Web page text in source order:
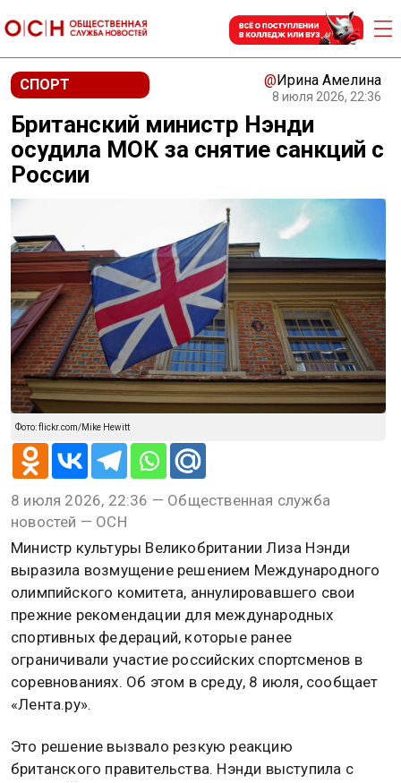
СПОРТ @Ирина Амелина
8 июля 2026, 22:36
Британский министр Нэнди
осудила МОК за снятие санкций с
России
Фото: flickr.com/Mike Hewitt
8 июля 2026, 22:36 — Общественная служба
новостей — ОСН
Министр культуры Великобритании Лиза Нэнди
выразила возмущение решением Международного
олимпийского комитета, аннулировавшего свои
прежние рекомендации для международных
спортивных федераций, которые ранее
ограничивали участие российских спортсменов в
соревнованиях. Об этом в среду, 8 июля, сообщает
«Лента.ру».
Это решение вызвало резкую реакцию
британского правительства. Нэнди выступила с